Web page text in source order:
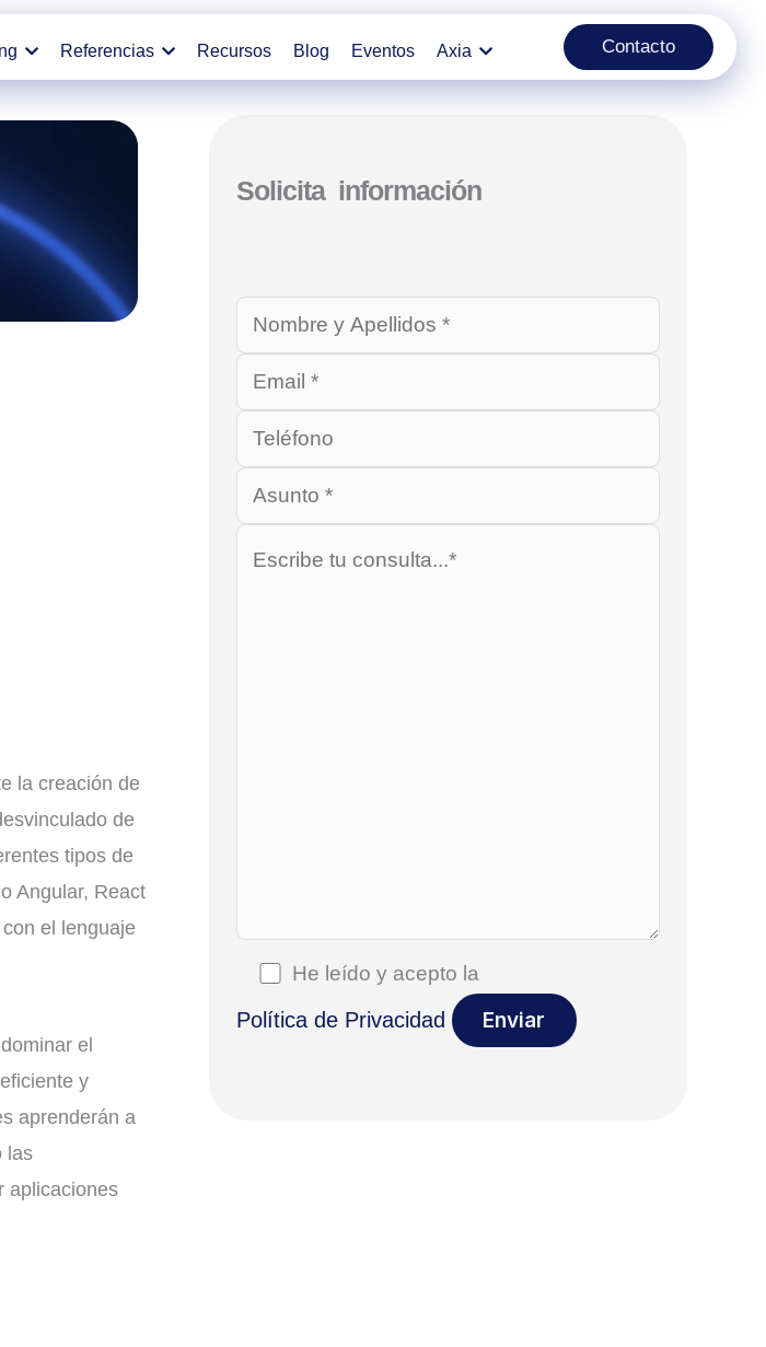
Referencias Recursos Blog Eventos Axia Contacto
la creación de
de
tipos de
Angular, React
el lenguaje
el
y
aprenderán a
las
aplicaciones
Solicita información
He leído y acepto la
Política de Privacidad